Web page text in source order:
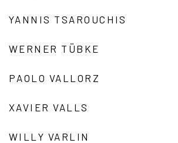
YANNIS TSAROUCHIS
WERNER TÜBKE
PAOLO VALLORZ
XAVIER VALLS
WILLY VARLIN